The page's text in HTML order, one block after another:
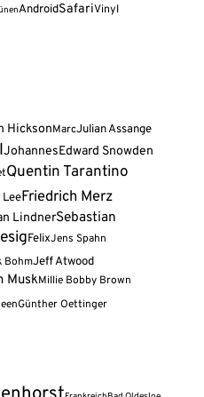
AndroidSafariVinyl
HicksonMarcJulian Assange
JohannesEdward Snowden
Quentin Tarantino
Friedrich Merz
LindnerSebastian
FelixJens Spahn
BohmJeff Atwood
MuskMillie Bobby Brown
Günther Oettinger